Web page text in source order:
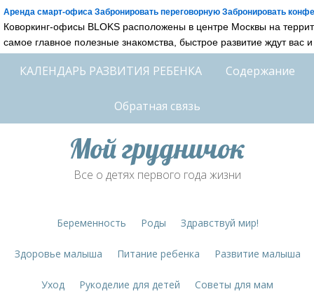
Аренда смарт-офиса Забронировать переговорную Забронировать
Коворкинг-офисы BLOKS расположены в центре Москвы на
самое главное полезные знакомства, быстрое развитие ждут
КАЛЕНДАРЬ РАЗВИТИЯ РЕБЕНКА Содержание
Обратная связь
Мой грудничок
Все о детях первого года жизни
Беременность Роды Здравствуй мир!
Здоровье малыша Питание ребенка Развитие малыша
Уход Рукоделие для детей Советы для мам